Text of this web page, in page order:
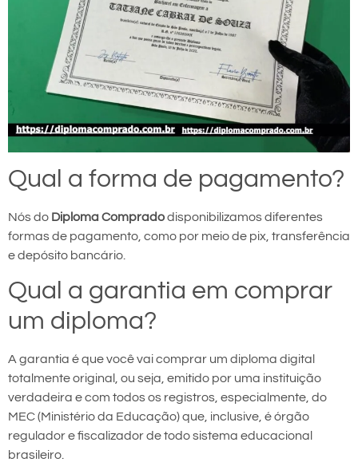
Qual a forma de pagamento?
Nós do Diploma Compradodisponibilizamos diferentes
formas de pagamento, como por meio de pix, transferência
e depósito bancário.
Qual a garantia em comprar
um diploma?
A garantia é que você vai comprar um diploma digital
totalmente original, ou seja, emitido por uma instituição
verdadeira e com todos os registros, especialmente, do
MEC (Ministério da Educação) que, inclusive, é órgão
regulador e fiscalizador de todo sistema educacional
brasileiro.